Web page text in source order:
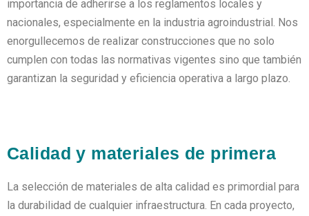
importancia de adherirse a los reglamentos locales y
nacionales, especialmente en la industria agroindustrial. Nos
enorgullecemos de realizar construcciones que no solo
cumplen con todas las normativas vigentes sino que también
garantizan la seguridad y eficiencia operativa a largo plazo.
Calidad y materiales de primera
La selección de materiales de alta calidad es primordial para
la durabilidad de cualquier infraestructura. En cada proyecto,